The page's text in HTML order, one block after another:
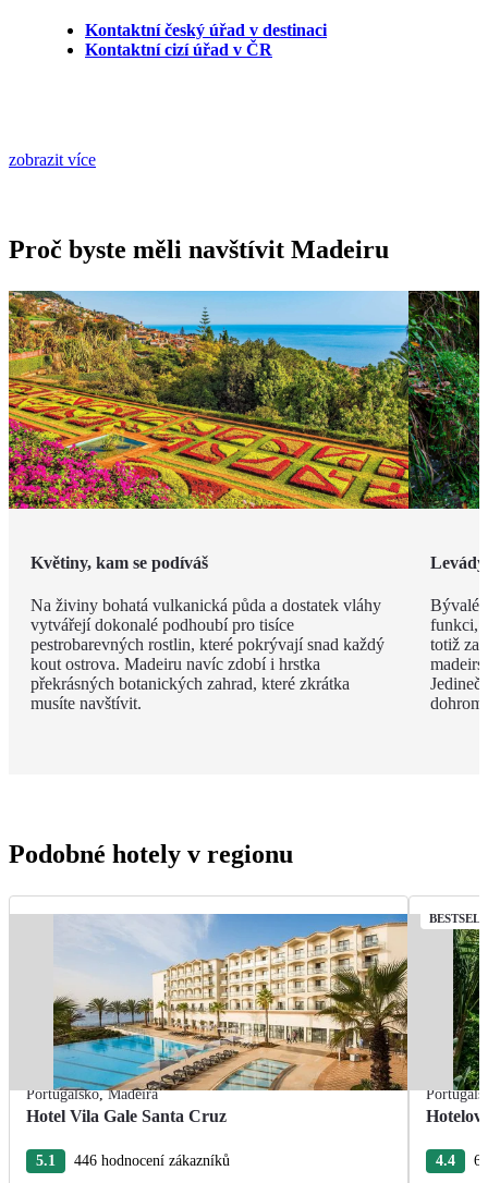
Kontaktní český úřad v destinaci
Kontaktní cizí úřad v ČR
zobrazit více
Proč byste měli navštívit Madeiru
Květiny, kam se podíváš
Na živiny bohatá vulkanická půda a dostatek vláhy
vytvářejí dokonalé podhoubí pro tisíce
pestrobarevných rostlin, které pokrývají snad každý
kout ostrova. Madeiru navíc zdobí i hrstka
překrásných botanických zahrad, které zkrátka
musíte navštívit.
Levády
Bývalé
funkci,
totiž
Podobné hotely v regionu
Portugalsko,Madeira
Hotel Vila Gale Santa Cruz
5.1 446 hodnocení zákazníků 4.4